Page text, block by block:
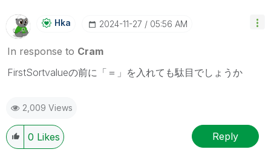
Hka ‎2024-11-27 05:56 AM
In response to Cram
FirstSortvalueの前に「＝」を入れても駄目でしょうか
2,009 Views
0 Likes Reply